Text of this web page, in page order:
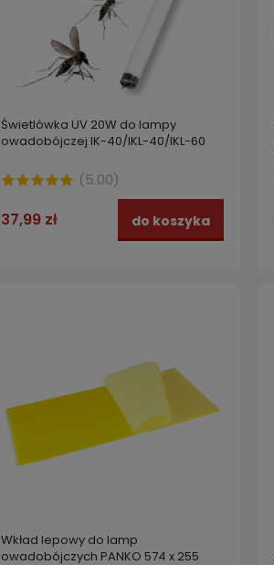
REIS LAMICOM W kombinezon
ochronny o podwyższonych
Świetlówka UV 20W do lampy
owadobójczej IK-40/IKL-40/IKL-60
(5.00)
37,99 zł do koszyka
Wkład lepowy do lamp
owadobójczych PANKO 574 x 255